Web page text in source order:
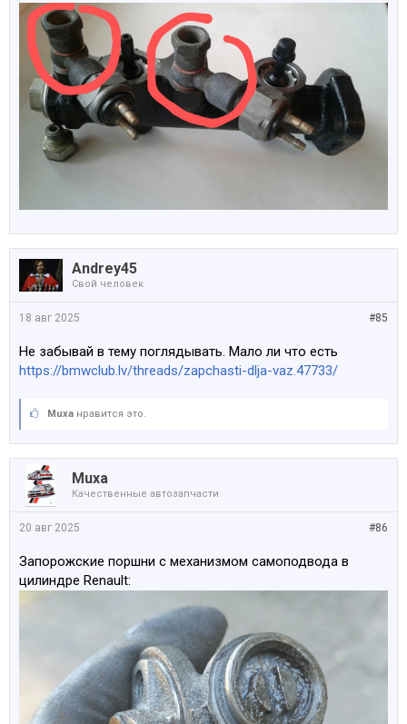
Andrey45
Свой человек
#85
18 авг 2025
Не забывай в тему поглядывать. Мало ли что есть
https://bmwclub.lv/threads/zapchasti-dlja-vaz.47733/
Muxa нравится это.
Muxa
Качественные автозапчасти
#86
20 авг 2025
Запорожские поршни с механизмом самоподвода в
цилиндре Renault: